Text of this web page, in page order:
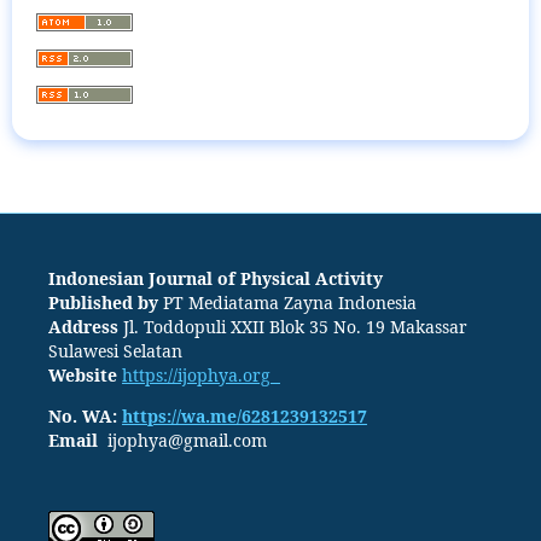
Indonesian Journal of Physical Activity
Published by PT Mediatama Zayna Indonesia
Address Jl. Toddopuli XXII Blok 35 No. 19 Makassar
Sulawesi Selatan
Website https://ijophya.org
No. WA: https://wa.me/6281239132517
Email ijophya@gmail.com